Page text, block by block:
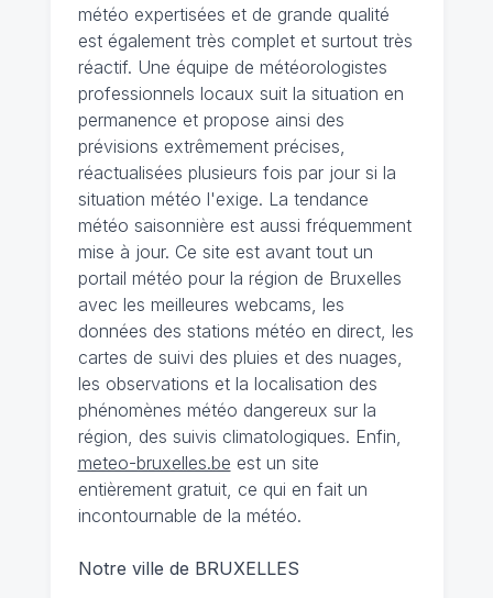
météo expertisées et de grande qualité
est également très complet et surtout très
réactif. Une équipe de météorologistes
professionnels locaux suit la situation en
permanence et propose ainsi des
prévisions extrêmement précises,
réactualisées plusieurs fois par jour si la
situation météo l'exige. La tendance
météo saisonnière est aussi fréquemment
mise à jour. Ce site est avant tout un
portail météo pour la région de Bruxelles
avec les meilleures webcams, les
données des stations météo en direct, les
cartes de suivi des pluies et des nuages,
les observations et la localisation des
phénomènes météo dangereux sur la
région, des suivis climatologiques. Enfin,
meteo-bruxelles.be est un site
entièrement gratuit, ce qui en fait un
incontournable de la météo.
Notre ville de BRUXELLES